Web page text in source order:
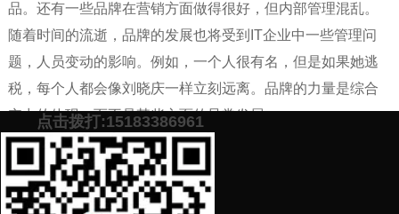
品。还有一些品牌在营销方面做得很好，但内部管理混乱。
随着时间的流逝，品牌的发展也将受到IT企业中一些管理问
题，人员变动的影响。例如，一个人很有名，但是如果她逃
税，每个人都会像刘晓庆一样立刻远离。品牌的力量是综合
实力的体现，而不是某些方面的异常发展。
预约营销老师 添加微信号：scyxch
案！
点击拨打:15183386961